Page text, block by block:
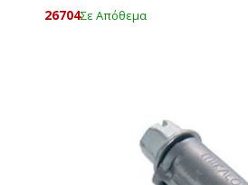
26704Σε Απόθεμα